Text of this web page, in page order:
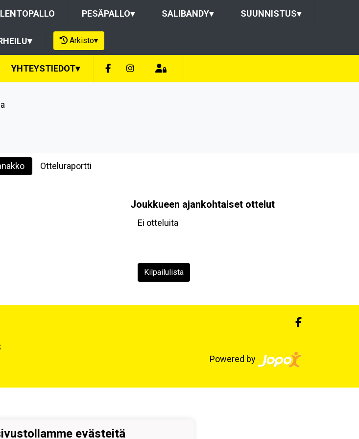
LENTOPALLO PESÄPALLO▾ SALIBANDY▾ SUUNNISTUS▾
▾ Arkisto▾
YHTEYSTIEDOT▾
Otteluraportti
Joukkueen ajankohtaiset ottelut
Ei otteluita
Kilpailulista
Powered by
evästeitä